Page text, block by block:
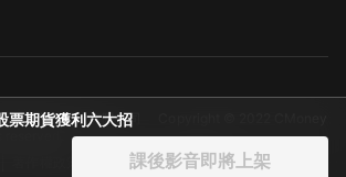
票期貨獲利六大招
課後影音即將上架
財經資訊股份有限公司
社群規範 免責聲明